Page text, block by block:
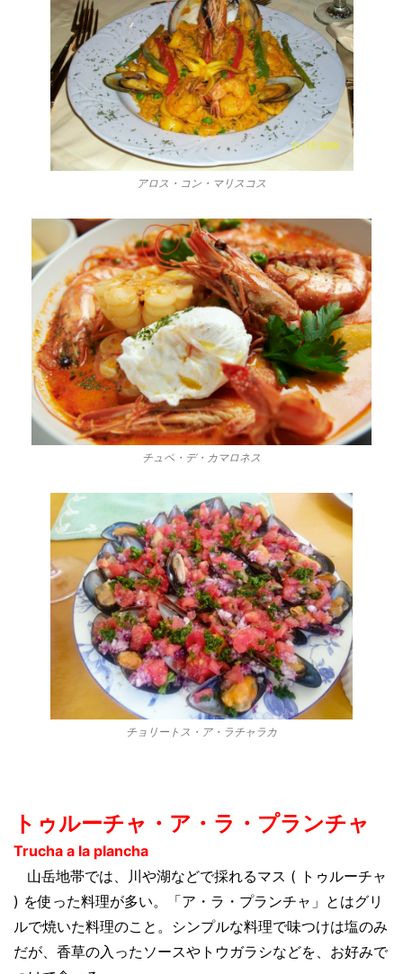
アロス・コン・マリスコス
チュペ・デ・カマロネス
チョリートス・ア・ラチャラカ
トゥルーチャ・ア・ラ・プランチャ
Trucha a la plancha
山岳地帯では、川や湖などで採れるマス ( トゥルーチャ
) を使った料理が多い。「ア・ラ・プランチャ」とはグリ
ルで焼いた料理のこと。シンプルな料理で味つけは塩のみ
だが、香草の入ったソースやトウガラシなどを、お好みで